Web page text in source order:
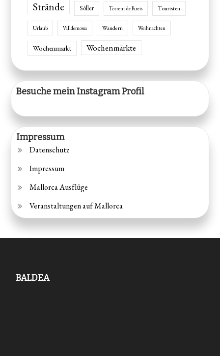
Strände Sóller Torrent de Pareis Touristen
Urlaub Valldemossa Wandern Weihnachten
Wochenmarkt Wochenmärkte
Besuche mein Instagram Profil
Impressum
Datenschutz
Impressum
Mallorca Ausflüge
Veranstaltungen auf Mallorca
BALDEA